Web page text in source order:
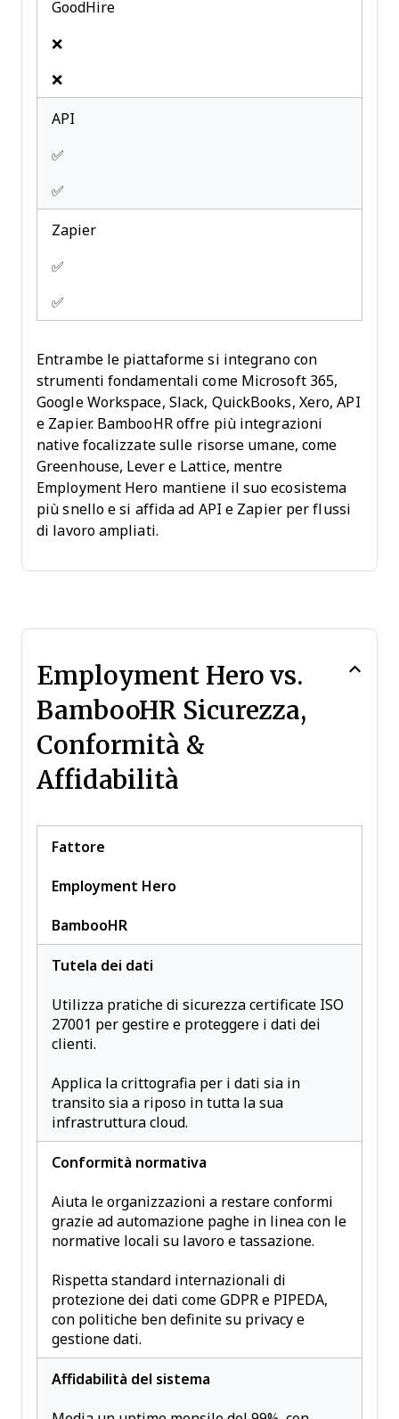
GoodHire
❌
❌
API
✅
✅
Zapier
✅
✅
Entrambe le piattaforme si integrano con
strumenti fondamentali come Microsoft 365,
Google Workspace, Slack, QuickBooks, Xero, API
e Zapier. BambooHR offre più integrazioni
native focalizzate sulle risorse umane, come
Greenhouse, Lever e Lattice, mentre
Employment Hero mantiene il suo ecosistema
più snello e si affida ad API e Zapier per flussi
di lavoro ampliati.
Employment Hero vs.
BambooHR Sicurezza,
Conformità &
Affidabilità
Fattore
Employment Hero
BambooHR
Tutela dei dati
Utilizza pratiche di sicurezza certificate ISO
27001 per gestire e proteggere i dati dei
clienti.
Applica la crittografia per i dati sia in
transito sia a riposo in tutta la sua
infrastruttura cloud.
Conformità normativa
Aiuta le organizzazioni a restare conformi
grazie ad automazione paghe in linea con le
normative locali su lavoro e tassazione.
Rispetta standard internazionali di
protezione dei dati come GDPR e PIPEDA,
con politiche ben definite su privacy e
gestione dati.
Affidabilità del sistema